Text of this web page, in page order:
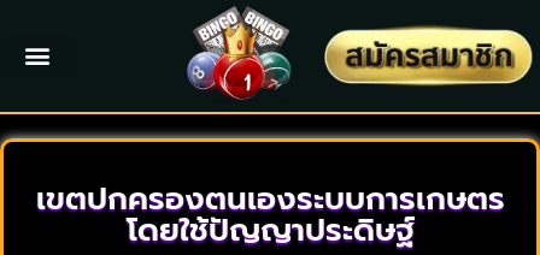
เขตปกครองตนเองระบบการเกษตร
โดยใช้ปัญญาประดิษฐ์